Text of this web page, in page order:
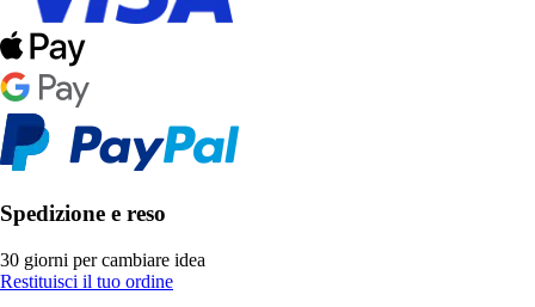
Spedizione e reso
30 giorni per cambiare idea
Restituisci il tuo ordine